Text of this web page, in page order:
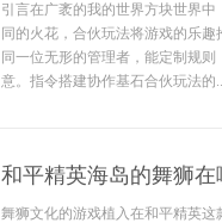
引言在广袤的我的世界方块世界
同的火花，合伙玩法将游戏的乐
同一位无形的管理者，能定制规
意。指令搭建协作基石合伙玩法的
和平精英海岛的舞狮
舞狮文化的游戏植入在和平精英